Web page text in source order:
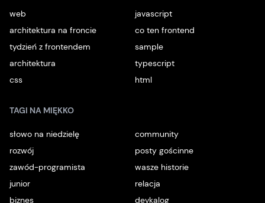
web
javascript
architektura na froncie
co ten frontend
tydzień z frontendem
sample
architektura
typescript
css
html
TAGI NA MIĘKKO
słowo na niedzielę
community
rozwój
posty gościnne
zawód-programista
wasze historie
junior
relacja
biznes
devkalog